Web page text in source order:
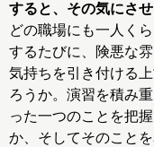
すると、その気にさせ
どの職場にも一人く
するたびに、険悪な
気持ちを引き付ける
ろうか。演習を積み
った一つのことを把
か、そしてそのこと